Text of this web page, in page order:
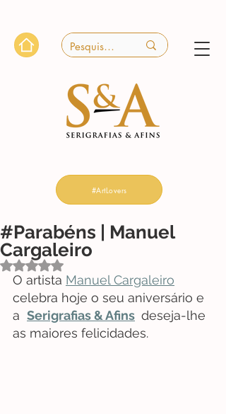
#ArtLovers
#Parabéns | Manuel
Cargaleiro
Avaliado com NaN de 5 estrelas.
O artista Manuel Cargaleiro
celebra hoje o seu aniversário e
a Serigrafias & Afins deseja-lhe
as maiores felicidades.